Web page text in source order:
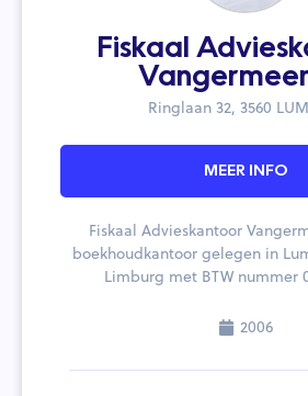
Fiskaal
Ringlaan 32, 3560
MEER INFO
Fiskaal Advieskantoor
boekhoudkantoor gelegen in
Limburg met BTW nummer
2006